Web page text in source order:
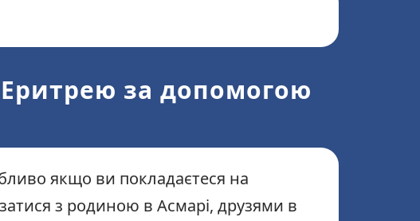
за допомогою
якщо ви покладаєтеся на
з родиною в Асмарі, друзями в